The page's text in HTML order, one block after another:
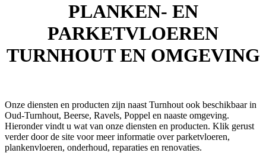
PLANKEN- EN
PARKETVLOEREN
TURNHOUT EN OMGEVING
Onze diensten en producten zijn naast Turnhout ook beschikbaar in
Oud-Turnhout, Beerse, Ravels, Poppel en naaste omgeving.
Hieronder vindt u wat van onze diensten en producten. Klik gerust
verder door de site voor meer informatie over parketvloeren,
plankenvloeren, onderhoud, reparaties en renovaties.